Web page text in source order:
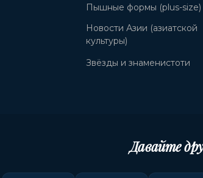
Пышные формы (plus-size)
Новости Азии (азиатской
культуры)
Звёзды и знаменистоти
Давайте